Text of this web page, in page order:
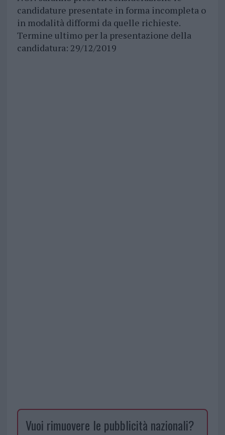
candidature presentate in forma incompleta o
in modalità difformi da quelle richieste.
Termine ultimo per la presentazione della
candidatura: 29/12/2019
Vuoi rimuovere le pubblicità nazionali?